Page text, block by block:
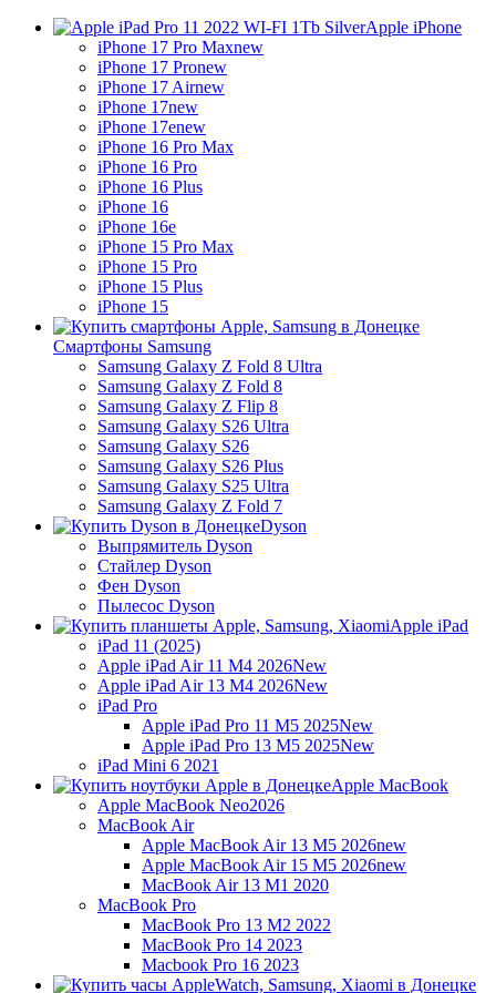
Apple iPhone
iPhone 17 Pro Maxnew
iPhone 17 Pronew
iPhone 17 Airnew
iPhone 17new
iPhone 17enew
iPhone 16 Pro Max
iPhone 16 Pro
iPhone 16 Plus
iPhone 16
iPhone 16e
iPhone 15 Pro Max
iPhone 15 Pro
iPhone 15 Plus
iPhone 15
Смартфоны Samsung
Samsung Galaxy Z Fold 8 Ultra
Samsung Galaxy Z Fold 8
Samsung Galaxy Z Flip 8
Samsung Galaxy S26 Ultra
Samsung Galaxy S26
Samsung Galaxy S26 Plus
Samsung Galaxy S25 Ultra
Samsung Galaxy Z Fold 7
Dyson
Выпрямитель Dyson
Стайлер Dyson
Фен Dyson
Пылесос Dyson
Apple iPad
iPad 11 (2025)
Apple iPad Air 11 M4 2026New
Apple iPad Air 13 M4 2026New
iPad Pro
Apple iPad Pro 11 M5 2025New
Apple iPad Pro 13 M5 2025New
iPad Mini 6 2021
Apple MacBook
Apple MacBook Neo2026
MacBook Air
Apple MacBook Air 13 M5 2026new
Apple MacBook Air 15 M5 2026new
MacBook Air 13 M1 2020
MacBook Pro
MacBook Pro 13 M2 2022
MacBook Pro 14 2023
Macbook Pro 16 2023